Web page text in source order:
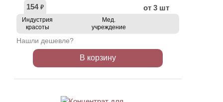
154 ₽ от 3 шт
Индустрия
красоты
Мед.
учреждение
Нашли дешевле?
В корзину